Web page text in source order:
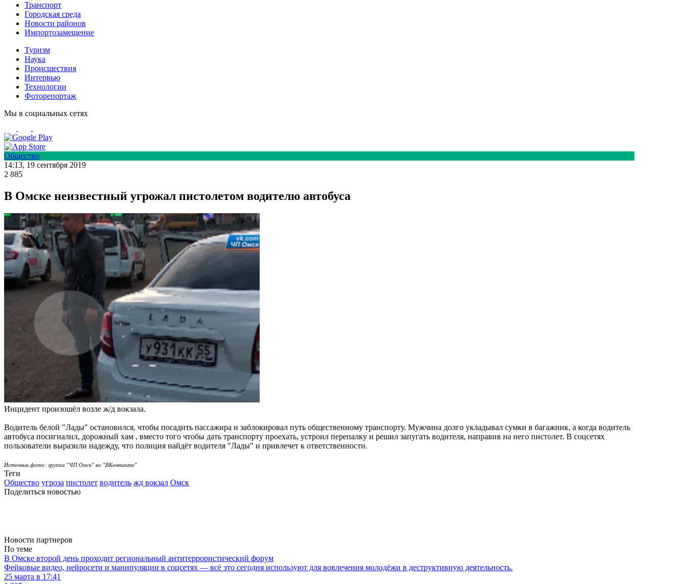
Транспорт
Городская среда
Новости районов
Импортозамещение
Туризм
Наука
Происшествия
Интервью
Технологии
Фоторепортаж
Мы в социальных сетях
Общество
14:13, 19 сентября 2019
2 885
В Омске неизвестный угрожал пистолетом водителю автобуса
Инцидент произошёл возле ж/д вокзала.
Водитель белой "Лады" остановился, чтобы посадить пассажира и заблокировал путь общественному транспорту. Мужчина долго укладывал сумки в багажник, а когда водитель
автобуса посигналил, дорожный хам , вместо того чтобы дать транспорту проехать, устроил перепалку и решил запугать водителя, направив на него пистолет. В соцсетях
пользователи выразили надежду, что полиция найдёт водителя "Лады" и привлечет к ответственности.
Источник фото: группа "ЧПОмск" во "ВКонтакте"
Теги
Общество угроза пистолет водитель жд вокзал Омск
Поделиться новостью
Новости партнеров
По теме
В Омске второй день проходит региональный антитеррористический форум
Фейковые видео, нейросети и манипуляции в соцсетях — всё это сегодня используют для вовлечения молодёжи в деструктивную деятельность.
25 марта в 17:41